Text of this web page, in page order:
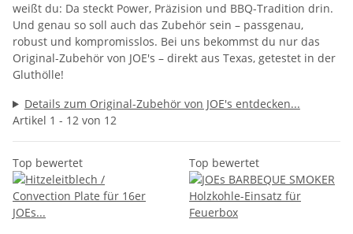
weißt du: Da steckt Power, Präzision und BBQ-Tradition drin.
Und genau so soll auch das Zubehör sein – passgenau,
robust und kompromisslos. Bei uns bekommst du nur das
Original-Zubehör von JOE's – direkt aus Texas, getestet in der
Gluthölle!
Details zum Original-Zubehör von JOE's entdecken...
Artikel 1 - 12 von 12
Top bewertet Top bewertet